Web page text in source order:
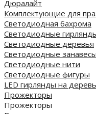
Дюралайт
Комплектующие для
Светодиодная бахрома
Светодиодные
Светодиодные деревья
Светодиодные занавесы
Светодиодные нити
Светодиодные фигуры
LED гирлянды на
Прожекторы
Прожекторы